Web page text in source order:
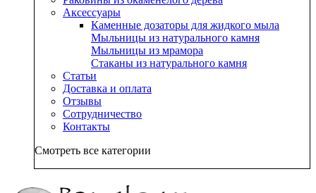
Аксессуары
Каменные дозаторы для жидкого мыла
Мыльницы из натурального камня
Мыльницы из мрамора
Стаканы из натурального камня
Статьи
Доставка и оплата
Отзывы
Сотрудничество
Контакты
Смотреть все категории